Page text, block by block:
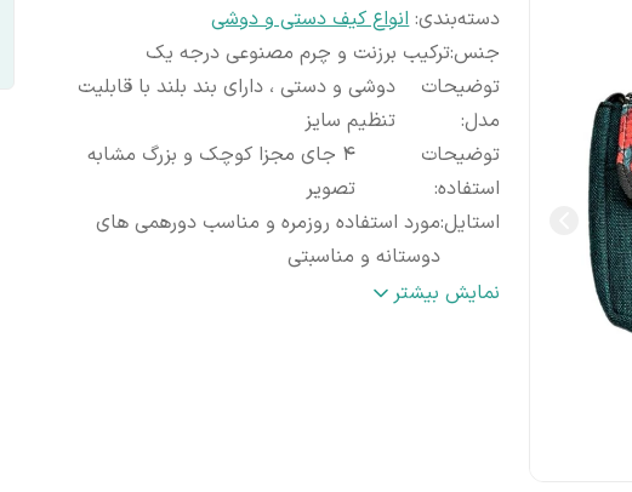
دسته‌بندی:انواع کیف دستی و دوشی
جنس:ترکیب برزنت و چرم مصنوعی درجه یک
توضیحات
مدل:
دوشی و دستی ، دارای بند بلند با قابلیت
تنظیم سایز
توضیحات
استفاده:
۴ جای مجزا کوچک و بزرگ مشابه
تصویر
استایل:مورد استفاده روزمره و مناسب دورهمی های
دوستانه و مناسبتی
نحوه نگهداری قابل شست و شو نمایش بیشتر